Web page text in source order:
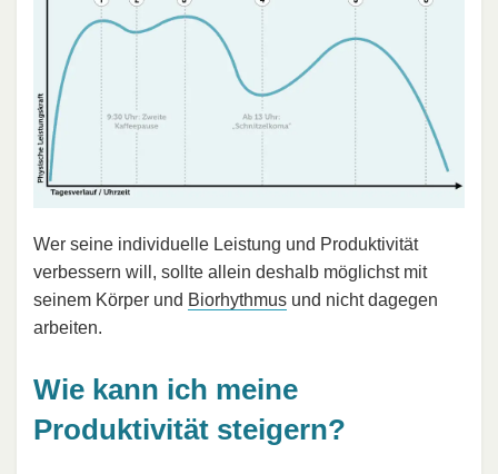
Wer seine individuelle Leistung und Produktivität
verbessern will, sollte allein deshalb möglichst mit
seinem Körper und Biorhythmus und nicht dagegen
arbeiten.
Wie kann ich meine
Produktivität steigern?